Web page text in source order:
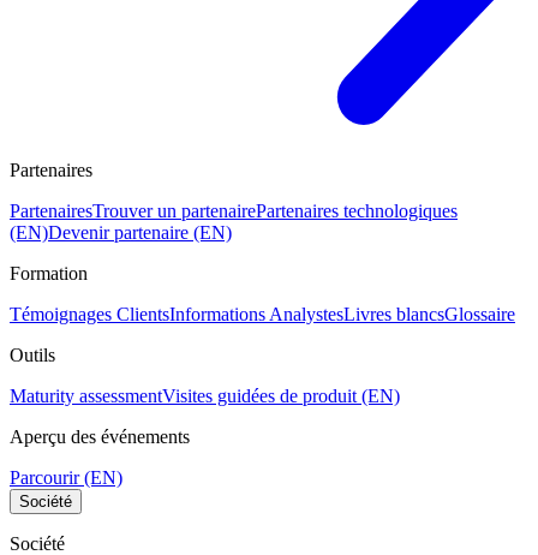
Partenaires
PartenairesTrouver un partenairePartenaires technologiques
(EN)Devenir partenaire (EN)
Formation
Témoignages ClientsInformations AnalystesLivres blancsGlossaire
Outils
Maturity assessmentVisites guidées de produit (EN)
Aperçu des événements
Parcourir (EN)
Société
Société